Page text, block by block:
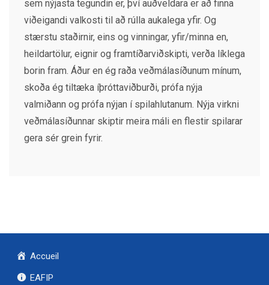
sem nýjasta tegundin er, því auðveldara er að finna
viðeigandi valkosti til að rúlla aukalega yfir. Og
stærstu staðirnir, eins og vinningar, yfir/minna en,
heildartölur, eignir og framtíðarviðskipti, verða líklega
borin fram. Áður en ég raða veðmálasíðunum mínum,
skoða ég tiltæka íþróttaviðburði, prófa nýja
valmiðann og prófa nýjan í spilahlutanum. Nýja virkni
veðmálasíðunnar skiptir meira máli en flestir spilarar
gera sér grein fyrir.
Accueil
EAFIP